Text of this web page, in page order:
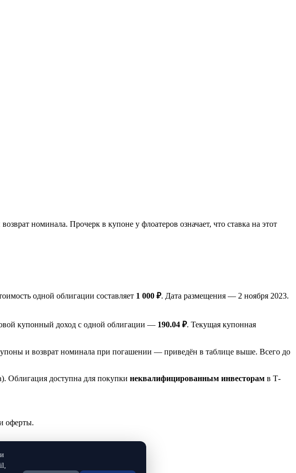
номинала. Прочерк в купоне у флоатеров означает, что ставка на этот
одной облигации составляет 1 000 ₽. Дата размещения — 2 ноября 2023.
купонный доход с одной облигации — 190.04 ₽. Текущая купонная
и возврат номинала при погашении — приведён в таблице выше. Всего до
Облигация доступна для покупки неквалифицированным инвесторам в Т-
оферты.